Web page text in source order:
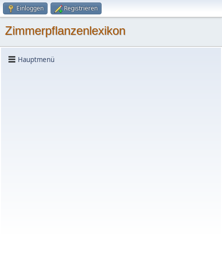
Einloggen Registrieren
Zimmerpflanzenlexikon
Hauptmenü